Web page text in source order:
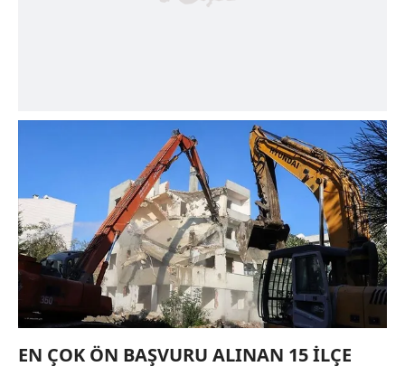
EN ÇOK ÖN BAŞVURU ALINAN 15 İLÇE